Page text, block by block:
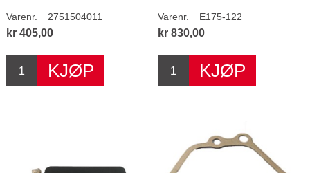
Varenr. 2751504011
kr 405,00
Varenr. E175-122
kr 830,00